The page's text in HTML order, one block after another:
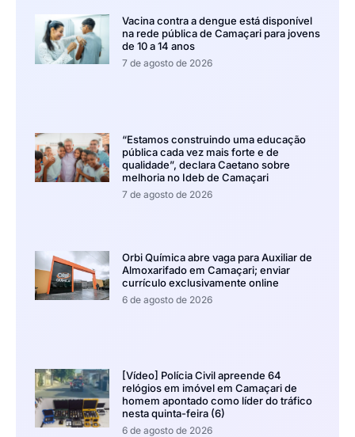
Vacina contra a dengue está disponível
na rede pública de Camaçari para jovens
de 10 a 14 anos
7 de agosto de 2026
“Estamos construindo uma educação
pública cada vez mais forte e de
qualidade”, declara Caetano sobre
melhoria no Ideb de Camaçari
7 de agosto de 2026
Orbi Química abre vaga para Auxiliar de
Almoxarifado em Camaçari; enviar
currículo exclusivamente online
6 de agosto de 2026
[Vídeo] Polícia Civil apreende 64
relógios em imóvel em Camaçari de
homem apontado como líder do tráfico
nesta quinta-feira (6)
6 de agosto de 2026